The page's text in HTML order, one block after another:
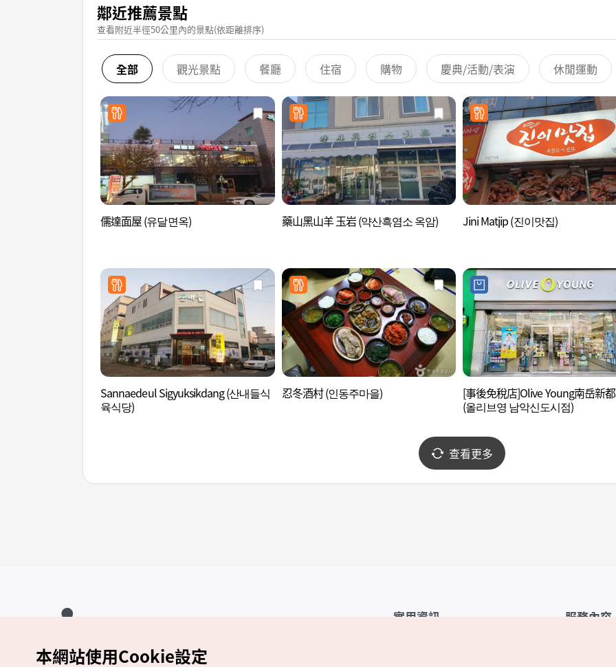
鄰近推薦景點
查看附近半徑50公里內的景點(依距離排序)
全部 觀光景點 餐廳 住宿 購物 慶典/活動/表演 休閒運動
儒達面屋 (유달면옥) 藥山黑山羊 玉岩 (약산흑염소 옥암) Jini Matjip (진이맛집)
Sannaedeul Sigyuksikdang (산내들식
육식당)
忍冬酒村 (인동주마을)
[事後免稅店]Olive Young南岳新
(올리브영 남악신도시점)
查看更多
實用資訊 服務內容
Copyrights (c) 韓國觀光公社版權所有
本網站使用Cookie設定